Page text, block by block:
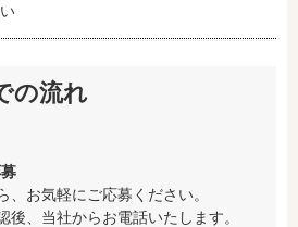
の流れ
お気軽にご応募ください。
後、当社からお電話いたします。